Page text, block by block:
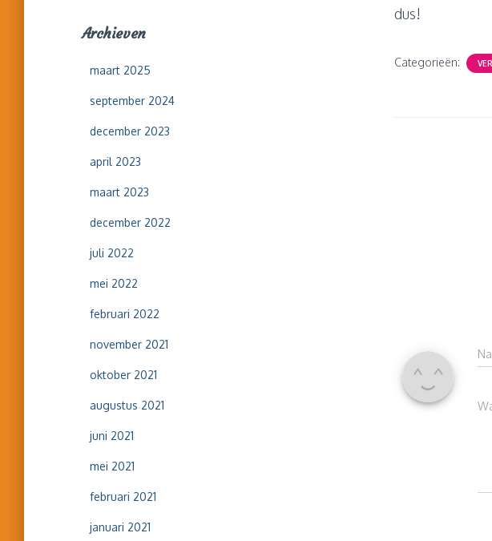
n
Archieven
maart 2025
september 2024
december 2023
april 2023
maart 2023
december 2022
juli 2022
mei 2022
februari 2022
november 2021
oktober 2021
augustus 2021
juni 2021
mei 2021
februari 2021
januari 2021
dus!
Categorieën: